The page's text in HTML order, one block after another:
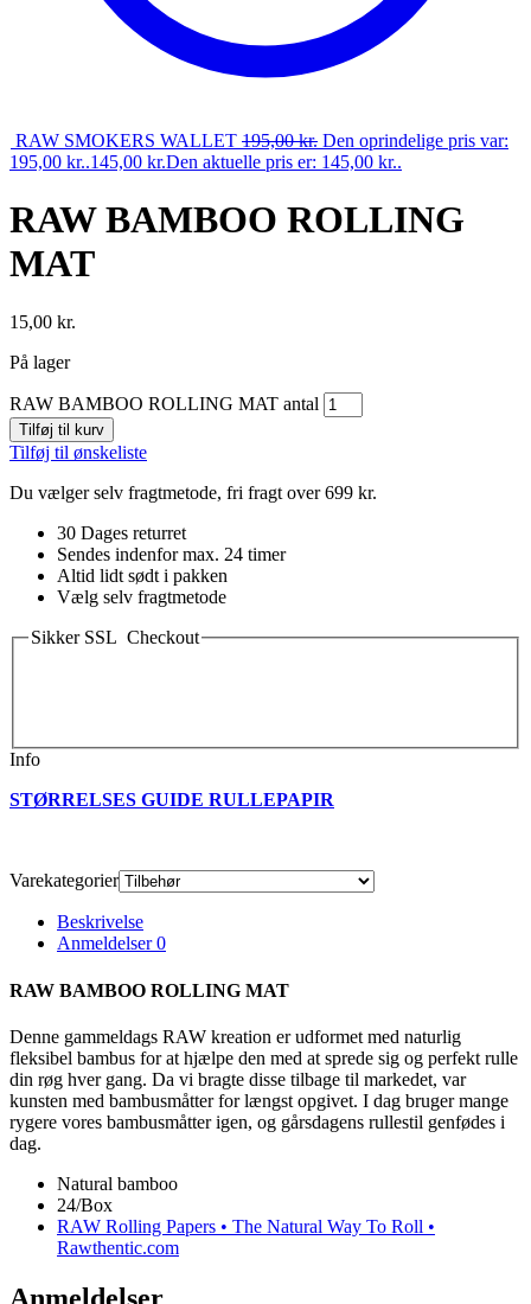
RAW SMOKERS WALLET 195,00kr. Den oprindelige pris var:
195,00 kr..145,00 kr.Den aktuelle pris er: 145,00 kr..
RAW BAMBOO ROLLING
MAT
15,00 kr.
På lager
RAW BAMBOO ROLLING MAT antal
Tilføj til kurv
Tilføj til ønskeliste
Du vælger selv fragtmetode, fri fragt over 699 kr.
30 Dages returret
Sendes indenfor max. 24 timer
Altid lidt sødt i pakken
Vælg selv fragtmetode
Sikker SSL Checkout
Info
STØRRELSES GUIDE RULLEPAPIR
Varekategorier
Beskrivelse
Anmeldelser0
RAW BAMBOO ROLLING MAT
Denne gammeldags RAW kreation er udformet med naturlig
fleksibel bambus for at hjælpe den med at sprede sig og perfekt rulle
din røg hver gang. Da vi bragte disse tilbage til markedet, var
kunsten med bambusmåtter for længst opgivet. I dag bruger mange
rygere vores bambusmåtter igen, og gårsdagens rullestil genfødes i
dag.
Natural bamboo
24/Box
RAW Rolling Papers • The Natural Way To Roll •
Rawthentic.com
Anmeldelser